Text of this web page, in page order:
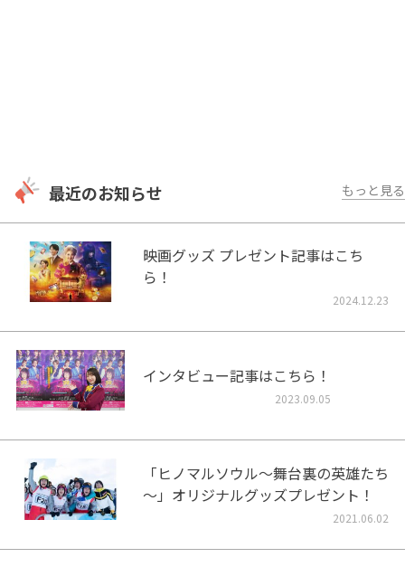
最近のお知らせ もっと見る
映画グッズ プレゼント記事はこち
ら！
2024.12.23
インタビュー記事はこちら！
2023.09.05
「ヒノマルソウル～舞台裏の英雄たち
～」オリジナルグッズプレゼント！
2021.06.02